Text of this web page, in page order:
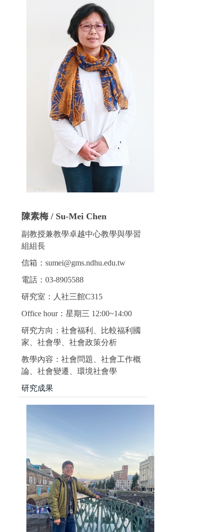
陳素梅 / Su-Mei Chen
副教授兼教學卓越中心教學與學習
組組長
信箱：sumei@gms.ndhu.edu.tw
電話：03-8905588
研究室：人社三館C315
Office hour：星期三 12:00~14:00
研究方向：社會福利、比較福利國
家、社會學、社會政策分析
教學內容：社會問題、社會工作概
論、社會變遷、環境社會學
研究成果